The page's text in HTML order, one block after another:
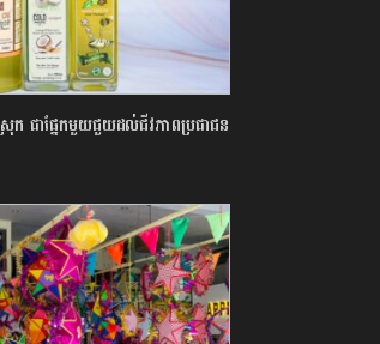
រុក ជាផ្នែកមួយជួយដល់ជីវភាពប្រជាជន